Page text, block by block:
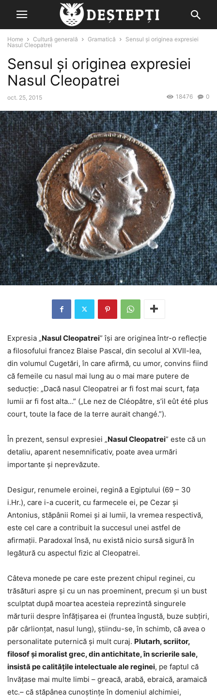
Home Cultură generală Gramatică
Sensul şi originea expresiei
Nasul Cleopatrei
Sensul şi originea expresiei
Nasul Cleopatrei
oct. 25, 2015 0
18476
Expresia „Nasul Cleopatrei” își are originea într-o reflecție
a filosofului francez Blaise Pascal, din secolul al XVII-lea,
din volumul Cugetări, în care afirmă, cu umor, convins fiind
că femeile cu nasul mai lung au o mai mare putere de
seducție: „Dacă nasul Cleopatrei ar fi fost mai scurt, fața
lumii ar fi fost alta…” („Le nez de Cléopâtre, s’il eût été plus
court, toute la face de la terre aurait changé.”).
În prezent, sensul expresiei „Nasul Cleopatrei” este că un
detaliu, aparent nesemnificativ, poate avea urmări
importante și neprevăzute.
Desigur, renumele eroinei, regină a Egiptului (69 – 30
i.Hr.), care i-a cucerit, cu farmecele ei, pe Cezar și
Antonius, stăpânii Romei și ai lumii, la vremea respectivă,
este cel care a contribuit la succesul unei astfel de
afirmații. Paradoxal însă, nu există nicio sursă sigură în
legătură cu aspectul fizic al Cleopatrei.
Câteva monede pe care este prezent chipul reginei, cu
trăsături aspre și cu un nas proeminent, precum și un bust
sculptat după moartea acesteia reprezintă singurele
mărturii despre înfățișarea ei (fruntea îngustă, buze subțiri,
păr cârlionțat, nasul lung), știindu-se, în schimb, că avea o
personalitate puternică și mult curaj. Plutarh, scriitor,
filosof și moralist grec, din antichitate, în scrierile sale,
insistă pe calitățile intelectuale ale reginei, pe faptul că
învățase mai multe limbi – greacă, arabă, ebraică, aramaică
etc.– că stăpânea cunoștințe în domeniul alchimiei,